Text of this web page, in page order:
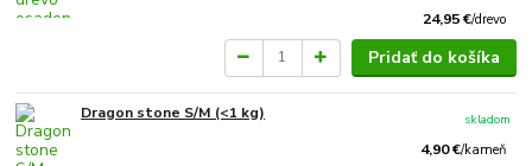
24,95 €/drevo
Pridať do košíka
Dragon stone S/M (<1 kg)
4,90 €/kameň
skladom